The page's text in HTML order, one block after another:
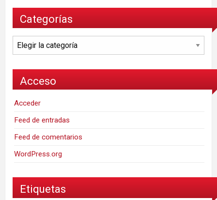
Categorías
Categorías
Acceso
Acceder
Feed de entradas
Feed de comentarios
WordPress.org
Etiquetas